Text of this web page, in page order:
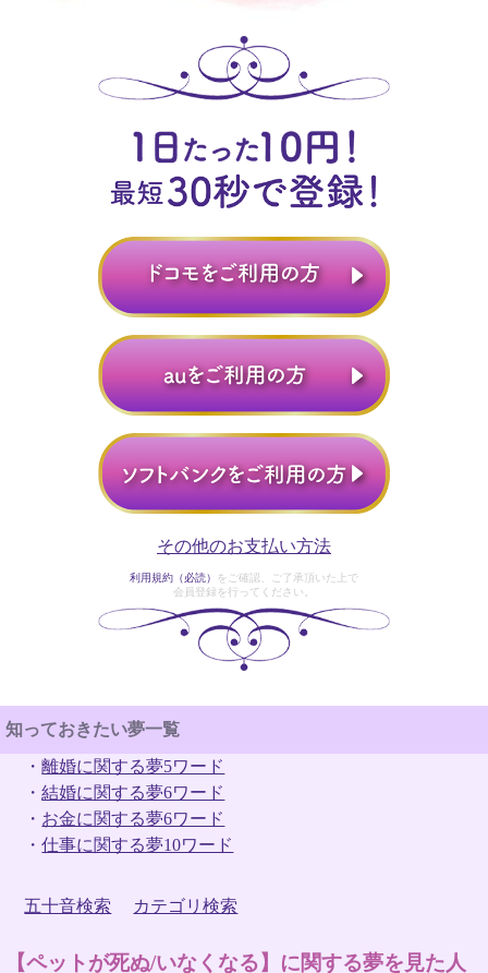
その他のお支払い方法
利用規約（必読）
をご確認、ご了承頂いた上で
会員登録を行ってください。
知っておきたい夢一覧
・離婚に関する夢5ワード
・結婚に関する夢6ワード
・ お金に関する夢6ワード
・仕事に関する夢10ワード
五十音検索 カテゴリ検索
【ペットが死ぬ/いなくなる】に関する夢を見た人